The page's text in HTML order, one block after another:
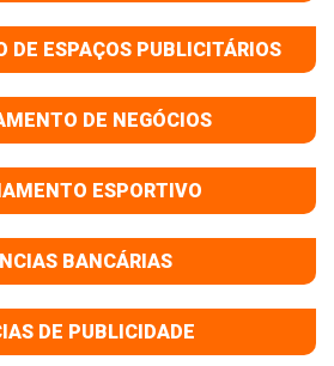
DE ESPAÇOS PUBLICITÁRIOS
DE NEGÓCIOS
ESPORTIVO
BANCÁRIAS
DE PUBLICIDADE